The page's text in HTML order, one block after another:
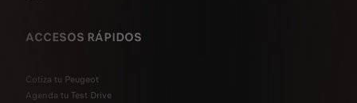
ACCESOS RÁPIDOS
Cotiza tu Peugeot
Agenda tu Test Drive